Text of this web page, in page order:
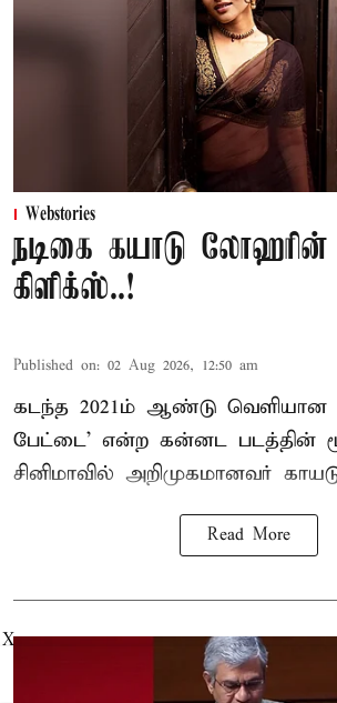
Webstories
நடிகை கயாடு
கிளிக்ஸ்..!
Published on: 02 Aug 2026, 12:50 am
கடந்த 2021ம் ஆண்டு வெளியான
பேட்டை' என்ற கன்னட படத்தின்
சினிமாவில் அறிமுகமானவர்
Read More
X